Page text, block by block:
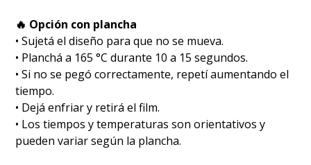
🔥 Opción con plancha
• Sujetá el diseño para que no se mueva.
• Planchá a 165 °C durante 10 a 15 segundos.
• Si no se pegó correctamente, repetí aumentando el
tiempo.
• Dejá enfriar y retirá el film.
• Los tiempos y temperaturas son orientativos y
pueden variar según la plancha.